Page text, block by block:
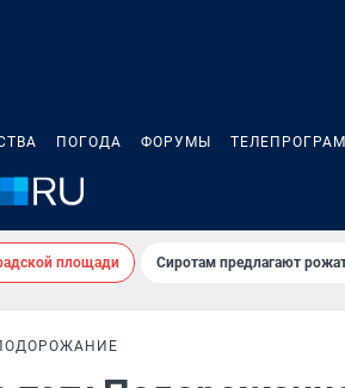
ПОГОДА ФОРУМЫ
площади Сиротам предлагают